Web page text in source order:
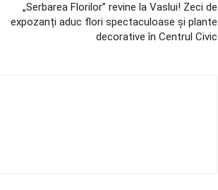
„Serbarea Florilor” revine la Vaslui! Zeci de
expozanți aduc flori spectaculoase și plante
decorative în Centrul Civic